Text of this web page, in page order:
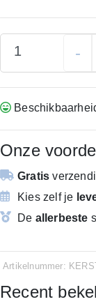
-
Onze
Gratis
Kies zelf je
De allerbeste
Artikelnummer:
Recent